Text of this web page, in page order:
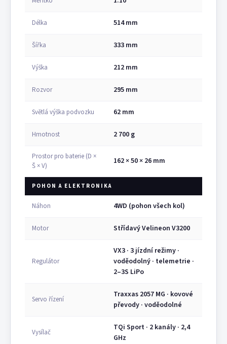
Délka 514 mm
Šířka 333 mm
Výška 212 mm
Rozvor 295 mm
Světlá výška podvozku 62 mm
Hmotnost 2 700 g
Prostor pro baterie (D ×
Š × V)
162 × 50 × 26 mm
POHON A ELEKTRONIKA
Náhon 4WD (pohon všech kol)
Motor Střídavý Velineon V3200
Regulátor
VX3 · 3 jízdní režimy ·
voděodolný · telemetrie ·
2–3S LiPo
Servo řízení
Traxxas 2057 MG · kovové
převody · voděodolné
Vysílač
TQi Sport · 2 kanály · 2,4
GHz